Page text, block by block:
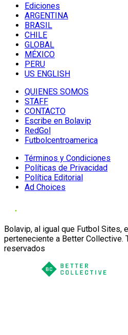
Ediciones
ARGENTINA
BRASIL
CHILE
GLOBAL
MÉXICO
PERU
US ENGLISH
QUIENES SOMOS
STAFF
CONTACTO
Escribe en Bolavip
RedGol
Futbolcentroamerica
Términos y Condiciones
Políticas de Privacidad
Política Editorial
Ad Choices
Bolavip, al igual que Futbol Sites,
perteneciente a Better Collective.
reservados